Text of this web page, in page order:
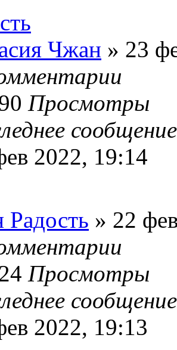
Чжан » 23
Просмотры
2022, 19:14
» 22
Просмотры
2022, 19:13